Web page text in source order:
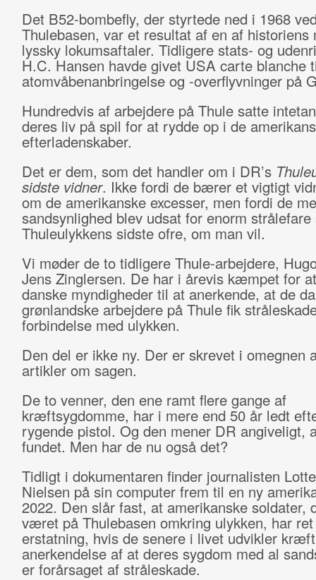
Det B52-bombefly, der styrtede ned i 1968
Thulebasen, var et resultat af en af historiens
lyssky lokumsaftaler. Tidligere stats- og
H.C. Hansen havde givet USA carte blanche
atomvåben­anbringelse og -overflyvninger på
Hundredvis af arbejdere på Thule satte
deres liv på spil for at rydde op i de
efterladenskaber.
Det er dem, som det handler om i DR’s
sidste vidner. Ikke fordi de bærer et vigtigt
om de amerikanske excesser, men fordi de
sandsynlighed blev udsat for enorm strålefare
Thuleulykkens sidste ofre, om man vil.
Vi møder de to tidligere Thule-arbejdere,
Jens Zinglersen. De har i årevis kæmpet for
danske myndigheder til at anerkende, at de
grønlandske arbejdere på Thule fik
forbindelse med ulykken.
Den del er ikke ny. Der er skrevet i omegnen
artikler om sagen.
De to venner, den ene ramt flere gange af
kræftsygdomme, har i mere end 50 år ledt
rygende pistol. Og den mener DR angiveligt,
fundet. Men har de nu også det?
Tidligt i dokumentaren finder journalisten
Nielsen på sin computer frem til en ny
2022. Den slår fast, at amerikanske soldater,
været på Thulebasen omkring ulykken, har
erstatning, hvis de senere i livet udvikler
anerkendelse af at deres sygdom med al
er forårsaget af stråleskade.